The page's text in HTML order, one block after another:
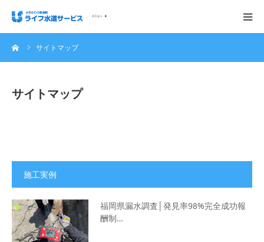
サイトマップ
サイトマップ
施工実例
福岡県漏水調査│発見率98%完全成功報
酬制…
会社概要
ご相談無料お問い合わせください